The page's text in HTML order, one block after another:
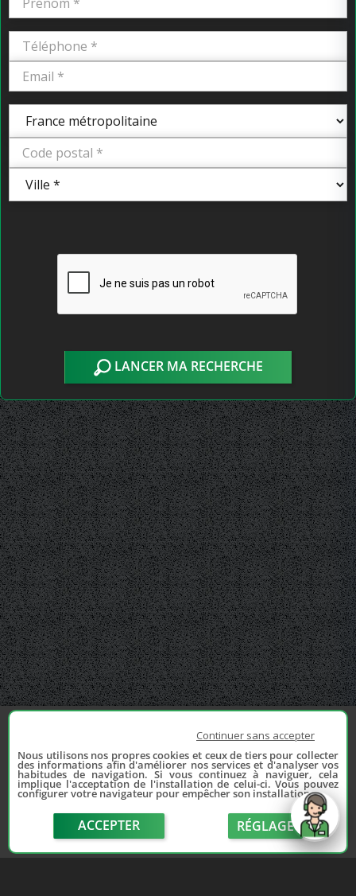
LANCER MA RECHERCHE
Continuer sans accepter
Nous utilisons nos propres cookies et ceux de tiers pour collecter
des informations afin d'améliorer nos services et d'analyser vos
habitudes de navigation. Si vous continuez à naviguer, cela
implique l'acceptation de l'installation de celui-ci. Vous pouvez
configurer votre navigateur pour empêcher son installation.
ACCEPTER RÉGLAGE